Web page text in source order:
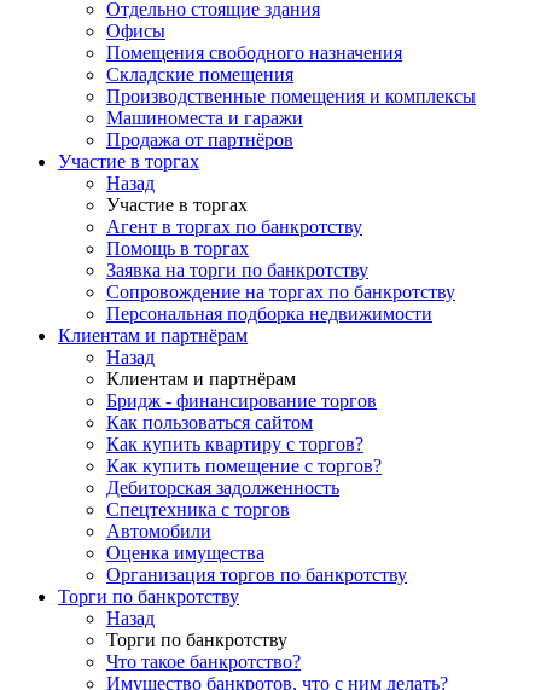
Отдельно стоящие здания
Офисы
Помещения свободного назначения
Складские помещения
Производственные помещения и комплексы
Машиноместа и гаражи
Продажа от партнёров
Участие в торгах
Назад
Участие в торгах
Агент в торгах по банкротству
Помощь в торгах
Заявка на торги по банкротству
Сопровождение на торгах по банкротству
Персональная подборка недвижимости
Клиентам и партнёрам
Назад
Клиентам и партнёрам
Бридж - финансирование торгов
Как пользоваться сайтом
Как купить квартиру с торгов?
Как купить помещение с торгов?
Дебиторская задолженность
Спецтехника с торгов
Автомобили
Оценка имущества
Организация торгов по банкротству
Торги по банкротству
Назад
Торги по банкротству
Что такое банкротство?
Имущество банкротов, что с ним делать?